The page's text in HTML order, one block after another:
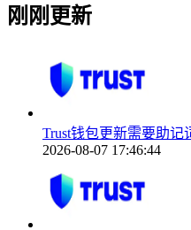
刚刚更新
Trust钱包更新需要助记
2026-08-07 17:46:44